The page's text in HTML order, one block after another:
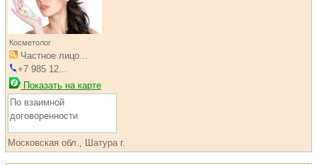
Косметолог
Частное лицо...
+7 985 12...
Показать на карте
По взаимной
договоренности
Московская обл., Шатура г.